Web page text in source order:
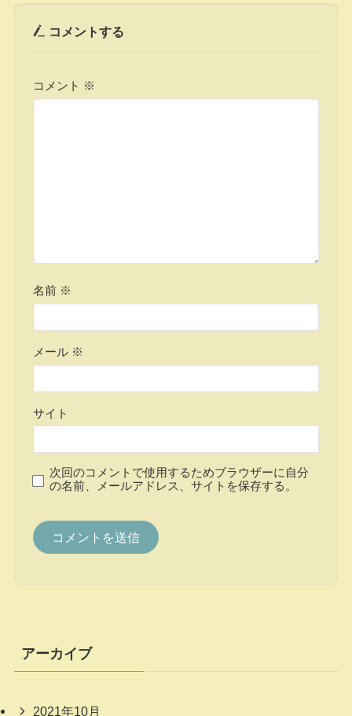
コメントする
コメント ※
名前 ※
メール ※
サイト
次回のコメントで使用するためブラウザーに自分
の名前、メールアドレス、サイトを保存する。
アーカイブ
2021年10月